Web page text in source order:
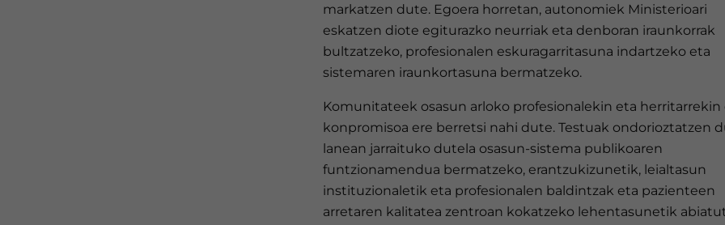
markatzen dute. Egoera horretan, autonomiek Ministerioari
eskatzen diote egiturazko neurriak eta denboran iraunkorrak
bultzatzeko, profesionalen eskuragarritasuna indartzeko eta
sistemaren iraunkortasuna bermatzeko.
Komunitateek osasun arloko profesionalekin eta
konpromisoa ere berretsi nahi dute. Testuak ondorioztatzen
lanean jarraituko dutela osasun-sistema publikoaren
funtzionamendua bermatzeko, erantzukizunetik, leialtasun
instituzionaletik eta profesionalen baldintzak eta pazienteen
arretaren kalitatea zentroan kokatzeko lehentasunetik